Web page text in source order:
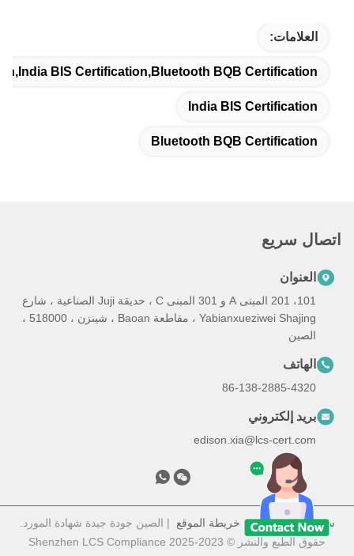
العلامات:
BIS Certification,Bluetooth BQB Certification
India BIS Certification
Bluetooth BQB Certification
اتصال سريع
العنوان
101، 201 المبنى A و 301 المبنى C ، حديقة Juji الصناعية ، شارع
Yabianxueziwei Shajing ، مقاطعة Baoan ، شينزن ، 518000 ،
الصين
الهاتف
86-138-2885-4320
بريد إلكتروني
edison.xia@lcs-cert.com
سياسة الخصوصية| خريطة الموقع | الصين جودة جيدة شهادة المورد.
حقوق الطبع والنشر © 2023-2025 Shenzhen LCS Compliance